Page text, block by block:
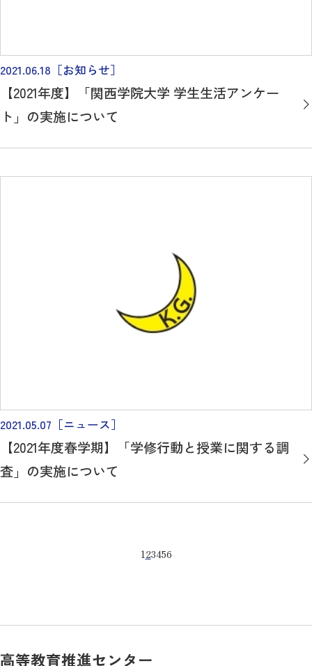
2021.06.18 ［お知らせ］
【2021年度】「関西学院大学 学生生活アンケー
ト」の実施について
2021.05.07 ［ニュース］
【2021年度春学期】「学修行動と授業に関する調
査」の実施について
123456
高等教育推進センター